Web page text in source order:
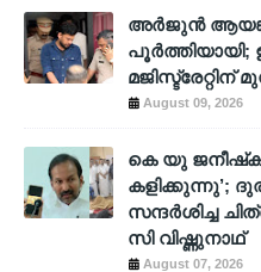
അര്‍ജുന്‍
മജിസ്ട്രേറ്റിന്
August 09, 2026
കെ യു
കളിക്കുന്നു’;
സന്ദര്‍ശിച്ച
സി വിഷ്ണുനാഥ്
August 07, 2026